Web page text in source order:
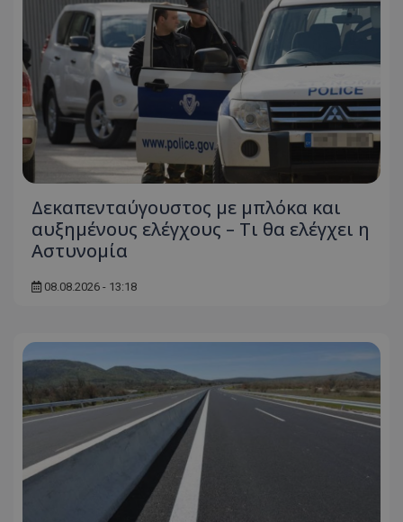
Δεκαπενταύγουστος με μπλόκα και
αυξημένους ελέγχους – Τι θα ελέγχει η
Αστυνομία
08.08.2026 - 13:18